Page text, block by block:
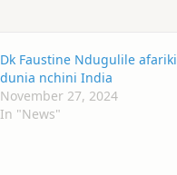
Dk Faustine Ndugulile afariki
dunia nchini India
November 27, 2024
In "News"